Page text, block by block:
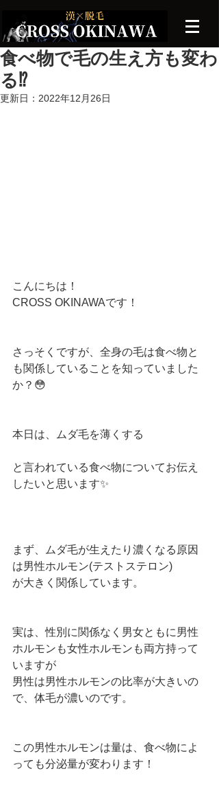
食べ物で毛の生え方も変わ
る⁉️
更新日： 2022年12月26日
こんにちは！
CROSS OKINAWAです！
さっそくですが、全身の毛は食べ物と
も関係していることを知っていました
か？😳
本日は、ムダ毛を薄くする
と言われている食べ物についてお伝え
したいと思います✨
まず、ムダ毛が生えたり濃くなる原因
は男性ホルモン(テストステロン)
が大きく関係しています。
実は、性別に関係なく男女ともに男性
ホルモンも女性ホルモンも両方持って
いますが
男性は男性ホルモンの比率が大きいの
で、体毛が濃いのです。
この男性ホルモンは量は、食べ物によ
っても分泌量が変わります！